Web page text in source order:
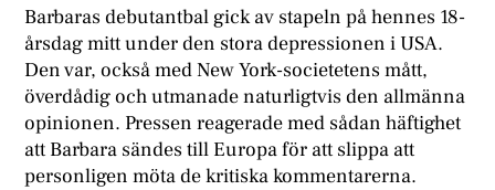
Barbaras debutantbal gick av stapeln på hennes 18-
årsdag mitt under den stora depressionen i USA.
Den var, också med New York-societetens mått,
överdådig och utmanade naturligtvis den allmänna
opinionen. Pressen reagerade med sådan häftighet
att Barbara sändes till Europa för att slippa att
personligen möta de kritiska kommentarerna.